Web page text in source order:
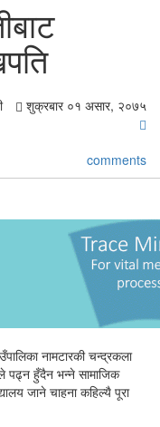
शुक्रबार ०१ असार, २०७५
comments
नामटारकी चन्द्रकला
पढ्न हुँदैन भन्ने सामाजिक
जाने चाहना कहिल्यै पूरा